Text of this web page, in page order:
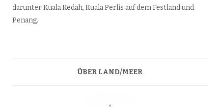
darunter Kuala Kedah, Kuala Perlis auf dem Festland und
Penang.
ÜBER LAND/MEER